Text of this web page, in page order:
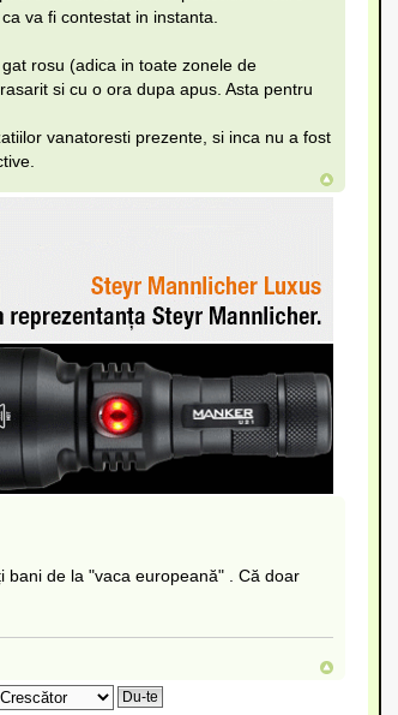
va fi contestat in instanta.
rosu (adica in toate zonele de
si cu o ora dupa apus. Asta pentru
vanatoresti prezente, si inca nu a fost
bani de la "vaca europeană" . Că doar